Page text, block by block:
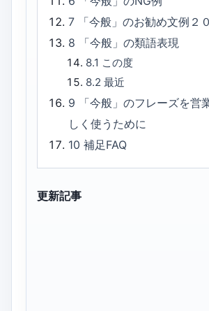
7
「今般」のお勧め文例２
8
「今般」の類語表現
8.1 この度
8.2 最近
9
「今般」のフレーズを営
しく使うために
10補足FAQ
更新記事